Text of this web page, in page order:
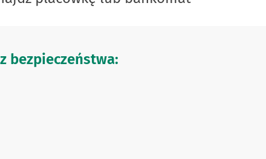
bezpieczeństwa: